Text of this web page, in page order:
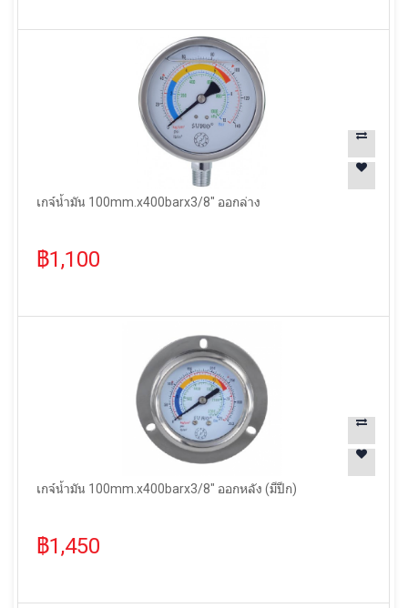
เกจ์น้ำมัน 100mm.x400barx3/8" ออกล่าง
฿1,100
เกจ์น้ำมัน 100mm.x400barx3/8" ออกหลัง (มีปีก)
฿1,450